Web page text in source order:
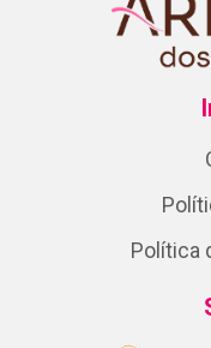
Política